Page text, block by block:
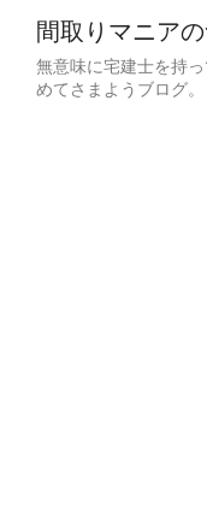
間取りマニア
無意味に宅建士を持
めてさまようブログ